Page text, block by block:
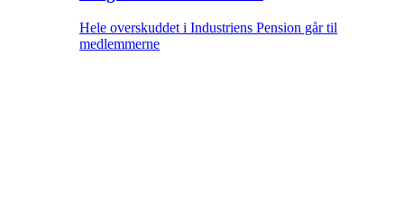
Hele overskuddet i Industriens Pension går til
medlemmerne